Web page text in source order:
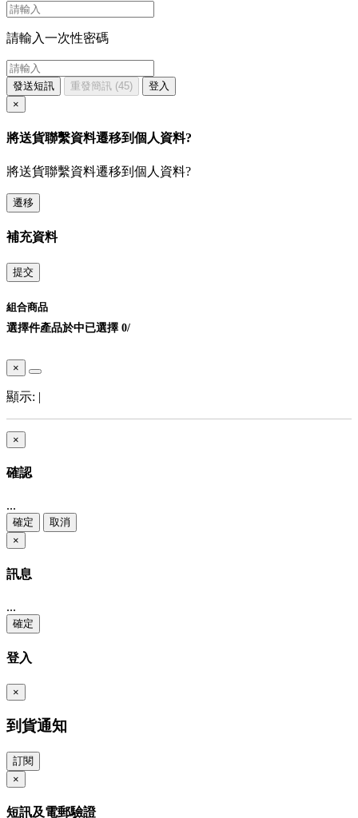
請輸入一次性密碼
發送短訊 重發簡訊 (45)
登入
×
將送貨聯繫資料遷移到個人資料?
將送貨聯繫資料遷移到個人資料?
遷移
補充資料
提交
組合商品
選擇件產品於中已選擇 0/
×
顯示: |
×
確認
...
確定
取消
×
訊息
...
確定
登入
×
到貨通知
訂閱
×
短訊及電郵驗證